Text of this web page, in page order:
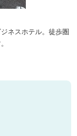
ネスホテル。徒歩圏